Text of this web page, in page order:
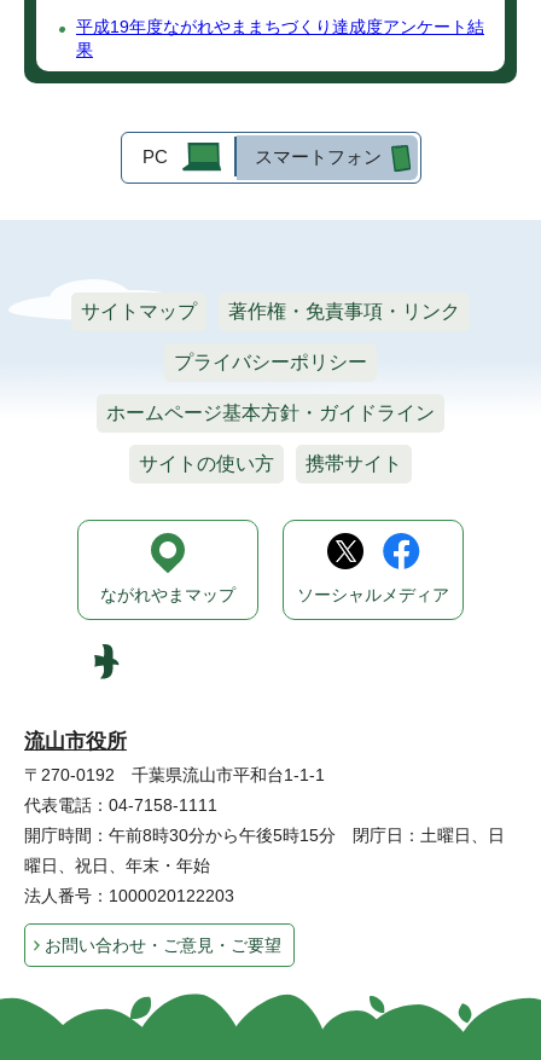
平成19年度ながれやままちづくり達成度アンケート結
果
PC スマートフォン
サイトマップ 著作権・免責事項・リンク
プライバシーポリシー
ホームページ基本方針・ガイドライン
サイトの使い方 携帯サイト
流山市役所
〒270-0192 千葉県流山市平和台1-1-1
代表電話：04-7158-1111
開庁時間：午前8時30分から午後5時15分 閉庁日：土曜日、日
曜日、祝日、年末・年始
法人番号：1000020122203
お問い合わせ・ご意見・ご要望
ながれやまマップ ソーシャルメディア